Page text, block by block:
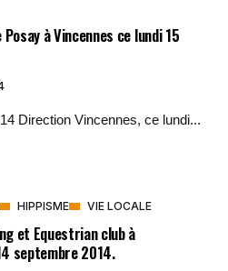
à Vincennes ce lundi 15
Direction Vincennes, ce lundi...
HIPPISME VIE LOCALE
et Equestrian club à
septembre 2014.